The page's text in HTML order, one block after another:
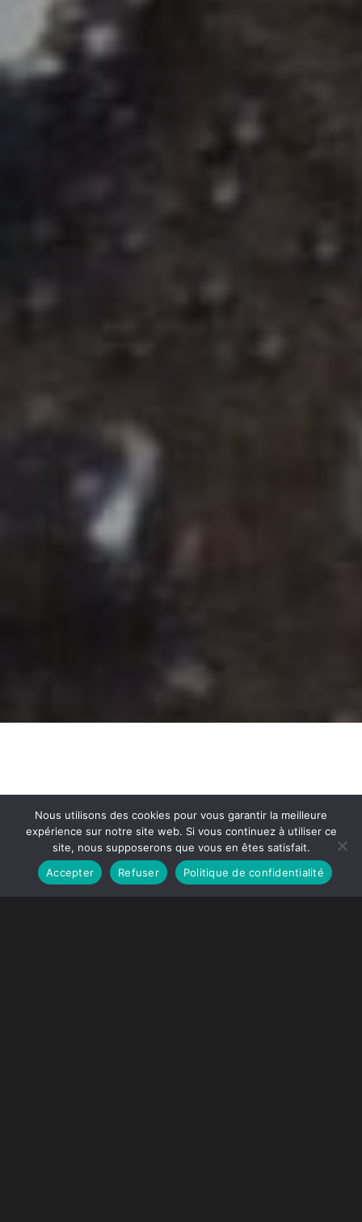
Nous utilisons des cookies pour vous garantir la meilleure
expérience sur notre site web. Si vous continuez à utiliser ce
site, nous supposerons que vous en êtes satisfait.
Accepter
Refuser Politique de confidentialité